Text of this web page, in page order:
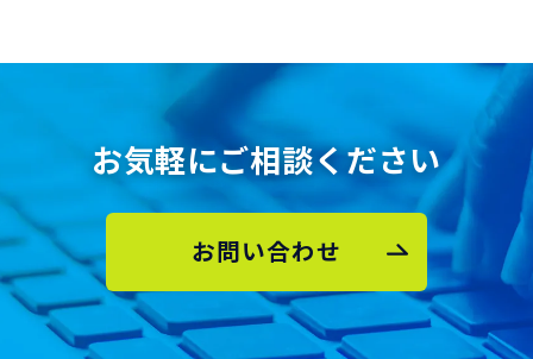
お気軽にご相談ください
お問い合わせ